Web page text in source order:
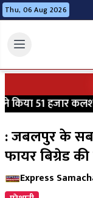
Thu, 06 Aug 2026
51 हजार कलश
: जबलपुर के
फायर बिग्रेड
Express